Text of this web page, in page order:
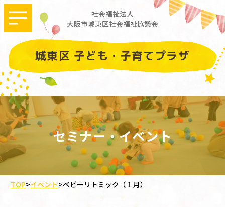
社会福祉法人
大阪市城東区社会福祉協議会
城東区 子ども・子育てプラザ
セミナー・イベント
TOP>イベント>ベビーリトミック（１月）